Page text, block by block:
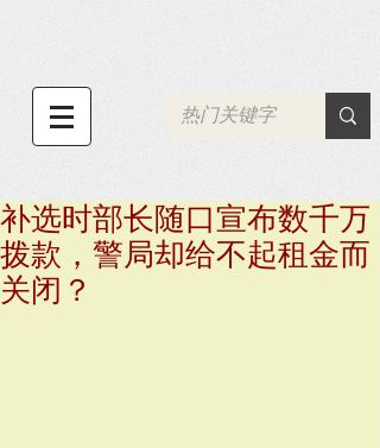
补选时部长随口宣布数千万
拨款，警局却给不起租金而
关闭？